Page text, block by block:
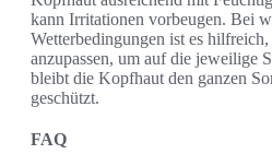
kann Irritationen vorbeugen. Bei
Wetterbedingungen ist es
anzupassen, um auf die jeweilige
bleibt die Kopfhaut den ganzen
geschützt.
FAQ